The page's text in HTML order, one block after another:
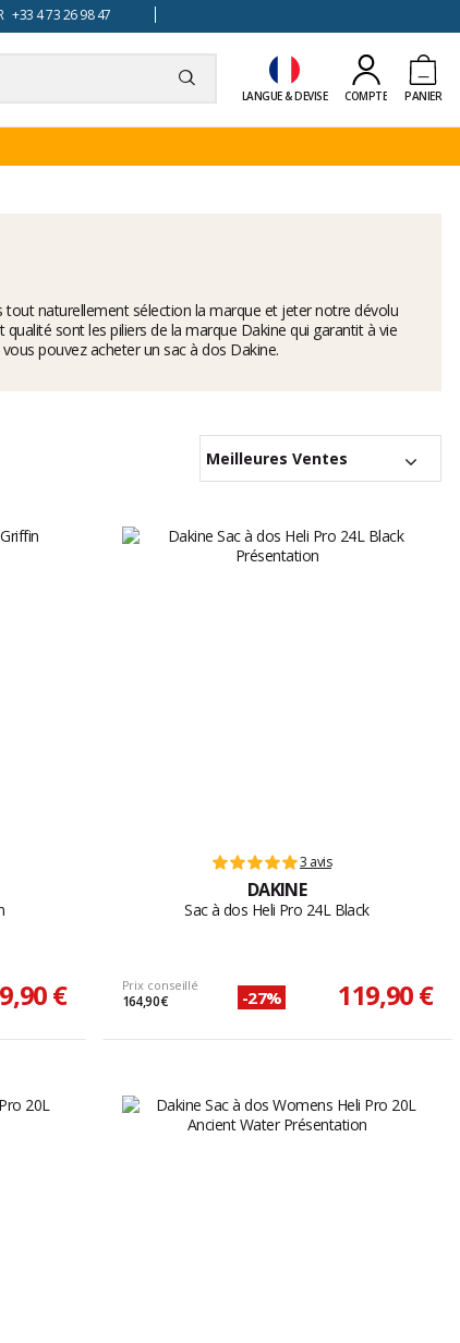
+33 4 73 26 98 47
LANGUE & DEVISE COMPTE PANIER
naturellement sélection la marque et jeter notre dévolu
sont les piliers de la marque Dakine qui garantit à vie
pouvez acheter un sac à dos Dakine.
Meilleures Ventes
€
3 avis
DAKINE
Sac à dos Heli Pro 24L Black
Prix conseillé
164,90 € -27% 119,90 €